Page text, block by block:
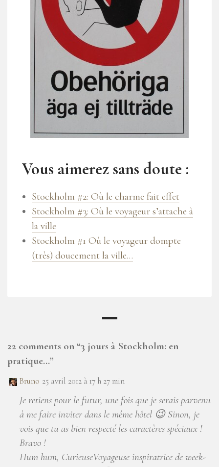
Vous aimerez sans doute :
Stockholm #2: Où le charme fait effet
Stockholm #3: Où le voyageur s’attache à
la ville
Stockholm #1 Où le voyageur dompte
(très) doucement la ville…
22 comments on “3 jours à Stockholm: en
pratique…”
Bruno 25 avril 2012 à 17 h 27 min
Je retiens pour le futur, une fois que je serais parvenu
à me faire inviter dans le même hôtel 😉 Sinon, je
vois que tu as bien respecté les caractères spéciaux !
Bravo !
Hum hum, CurieuseVoyageuse inspiratrice de week-